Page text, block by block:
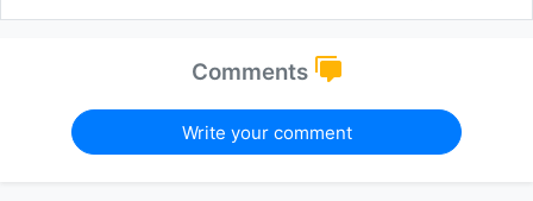
Comments
Write your comment